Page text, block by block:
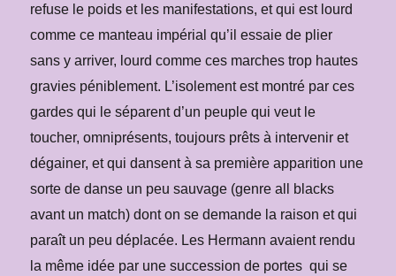
refuse le poids et les manifestations, et qui est lourd
comme ce manteau impérial qu’il essaie de plier
sans y arriver, lourd comme ces marches trop hautes
gravies péniblement. L’isolement est montré par ces
gardes qui le séparent d’un peuple qui veut le
toucher, omniprésents, toujours prêts à intervenir et
dégainer, et qui dansent à sa première apparition une
sorte de danse un peu sauvage (genre all blacks
avant un match) dont on se demande la raison et qui
paraît un peu déplacée. Les Hermann avaient rendu
la même idée par une succession de portes qui se